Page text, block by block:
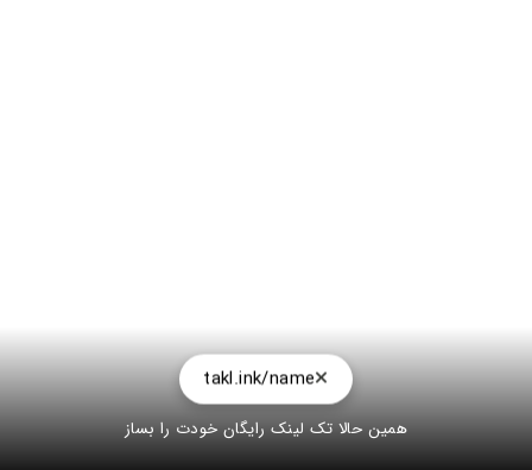
takl.ink/name
همین حالا تک لینک رایگان خودت را بساز